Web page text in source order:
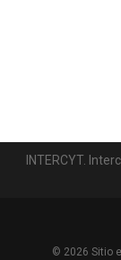
INTERCYT.
© 2026 Sitio